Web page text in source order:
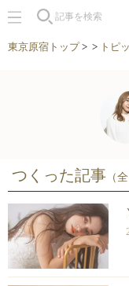
東京原宿トップ> > トピ
つくった記事 （